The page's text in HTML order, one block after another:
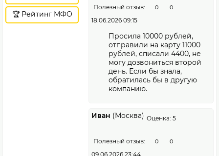
🏆 Рейтинг МФО
Полезный отзыв: 0 0
18.06.2026 09:15
Просила 10000 рублей,
отправили на карту 11000
рублей, списали 4400, не
могу дозвониться второй
день. Если бы знала,
обратилась бы в другую
компанию.
Иван (Москва) Оценка: 5
Полезный отзыв: 0 0
09.06.2026 23:44